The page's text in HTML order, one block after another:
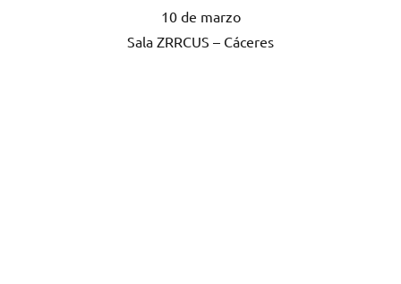
10 de marzo
Sala ZRRCUS – Cáceres